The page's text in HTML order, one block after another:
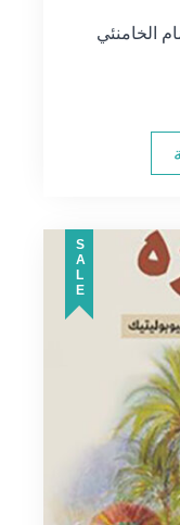
الخامنئي
SALE